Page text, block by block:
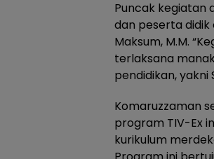
Puncak kegiatan
dan peserta didik
Maksum, M.M.
terlaksana
pendidikan,
Komaruzzaman
program TIV-Ex
kurikulum